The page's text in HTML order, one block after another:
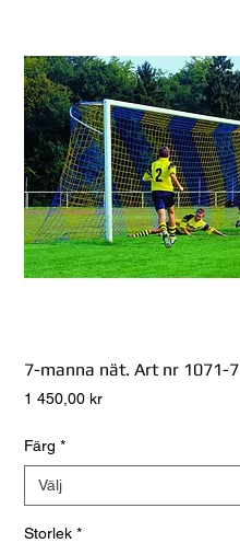
7-manna nät. Art nr 1071-7
1 450,00 krPris
Färg *
Storlek *